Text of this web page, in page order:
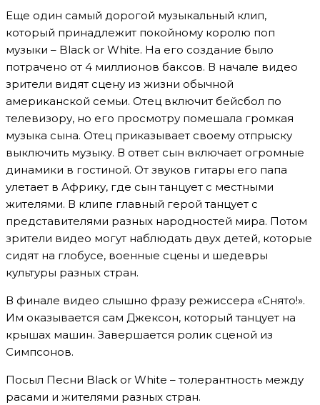
Еще один самый дорогой музыкальный клип,
который принадлежит покойному королю поп
музыки – Black or White. На его создание было
потрачено от 4 миллионов баксов. В начале видео
зрители видят сцену из жизни обычной
американской семьи. Отец включит бейсбол по
телевизору, но его просмотру помешала громкая
музыка сына. Отец приказывает своему отпрыску
выключить музыку. В ответ сын включает огромные
динамики в гостиной. От звуков гитары его папа
улетает в Африку, где сын танцует с местными
жителями. В клипе главный герой танцует с
представителями разных народностей мира. Потом
зрители видео могут наблюдать двух детей, которые
сидят на глобусе, военные сцены и шедевры
культуры разных стран.
В финале видео слышно фразу режиссера «Снято!».
Им оказывается сам Джексон, который танцует на
крышах машин. Завершается ролик сценой из
Симпсонов.
Посыл Песни Black or White – толерантность между
расами и жителями разных стран.